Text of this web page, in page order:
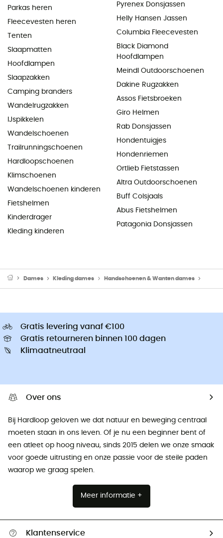
Parkas heren
Fleecevesten heren
Tenten
Slaapmatten
Hoofdlampen
Slaapzakken
Camping branders
Wandelrugzakken
IJspikkelen
Wandelschoenen
Trailrunningschoenen
Hardloopschoenen
Klimschoenen
Wandelschoenen kinderen
Fietshelmen
Kinderdrager
Kleding kinderen
Pyrenex Donsjassen
Helly Hansen Jassen
Columbia Fleecevesten
Black Diamond
Hoofdlampen
Meindl Outdoorschoenen
Dakine Rugzakken
Assos Fietsbroeken
Giro Helmen
Rab Donsjassen
Hondentuigjes
Hondenriemen
Ortlieb Fietstassen
Altra Outdoorschoenen
Buff Colsjaals
Abus Fietshelmen
Patagonia Donsjassen
Dames Kleding dames Handschoenen & Wanten dames
Gratis levering vanaf €100
Gratis retourneren binnen 100 dagen
Klimaatneutraal
Over ons
Bij Hardloop geloven we dat natuur en beweging centraal
moeten staan ​​in ons leven. Of je nu een beginner bent of
een atleet op hoog niveau, sinds 2015 delen we onze smaak
voor goede uitrusting en onze passie voor de steile paden
waarop we graag spelen.
Meer informatie +
Klantenservice